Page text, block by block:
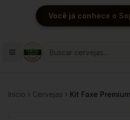
Você já conhece o
Início Cervejas